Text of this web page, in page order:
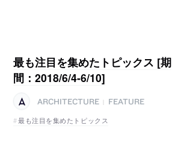
最も注目を集めたトピックス [期
間：2018/6/4-6/10]
ARCHITECTURE
FEATURE
最も注目を集めたトピックス